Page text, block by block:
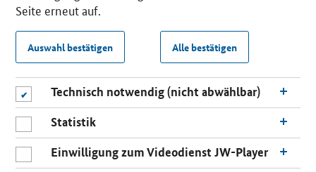
Seite erneut auf.
Auswahl bestätigen Alle bestätigen
Technisch notwendig (nicht abwählbar)
Statistik
Einwilligung zum Videodienst JW-Player